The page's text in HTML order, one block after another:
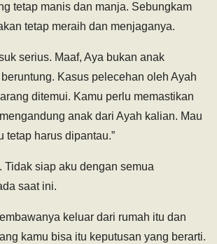
tetap manis dan manja. Sebungkam
tetap meraih dan menjaganya.
serius. Maaf, Aya bukan anak
Kasus pelecehan oleh Ayah
ditemui. Kamu perlu memastikan
anak dari Ayah kalian. Mau
tetap harus dipantau.”
Tidak siap aku dengan semua
saat ini.
keluar dari rumah itu dan
kamu bisa itu keputusan yang berarti.